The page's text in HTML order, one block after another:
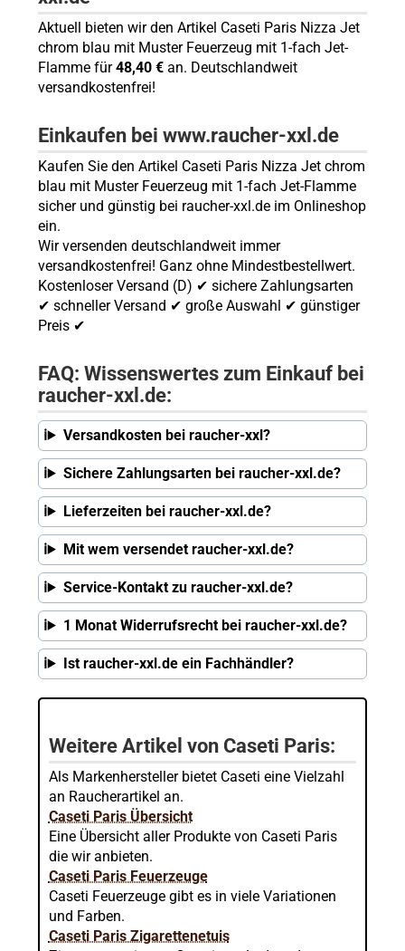
Aktuell bieten wir den Artikel Caseti Paris Nizza Jet
chrom blau mit Muster Feuerzeug mit 1-fach Jet-
Flamme für48,40 €an. Deutschlandweit
versandkostenfrei!
Einkaufen bei www.raucher-xxl.de
Kaufen Sie den Artikel Caseti Paris Nizza Jet chrom
blau mit Muster Feuerzeug mit 1-fach Jet-Flamme
sicher und günstig bei raucher-xxl.de im Onlineshop
ein.
Wir versenden deutschlandweit immer
versandkostenfrei! Ganz ohne Mindestbestellwert.
Kostenloser Versand (D) ✔ sichere Zahlungsarten
✔ schneller Versand ✔ große Auswahl ✔ günstiger
Preis ✔
FAQ: Wissenswertes zum Einkauf bei
raucher-xxl.de:
Versandkosten bei raucher-xxl?
Sichere Zahlungsarten bei raucher-xxl.de?
Lieferzeiten bei raucher-xxl.de?
Mit wem versendet raucher-xxl.de?
Service-Kontakt zu raucher-xxl.de?
1 Monat Widerrufsrecht bei raucher-xxl.de?
Ist raucher-xxl.de ein Fachhändler?
Weitere Artikel von Caseti Paris:
Als Markenhersteller bietet Caseti eine Vielzahl
an Raucherartikel an.
Caseti Paris Übersicht
Eine Übersicht aller Produkte von Caseti Paris
die wir anbieten.
Caseti Paris Feuerzeuge
Caseti Feuerzeuge gibt es in viele Variationen
und Farben.
Caseti Paris Zigarettenetuis